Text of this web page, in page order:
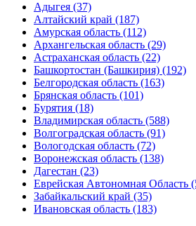
Адыгея (37)
Алтайский край (187)
Амурская область (112)
Архангельская область (29)
Астраханская область (22)
Башкортостан (Башкирия) (192)
Белгородская область (163)
Брянская область (101)
Бурятия (18)
Владимирская область (588)
Волгоградская область (91)
Вологодская область (72)
Воронежская область (138)
Дагестан (23)
Еврейская Автономная Область
Забайкальский край (35)
Ивановская область (183)